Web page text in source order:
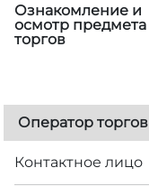
Ознакомление и
осмотр предмета
торгов
Оператор торгов
Контактное лицо